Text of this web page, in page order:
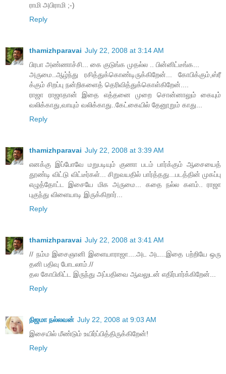
ராமி அபிராமி ;-)
Reply
thamizhparavai July 22, 2008 at 3:14 AM
பிரபா அண்ணாச்சி... கை குடுங்க முதல்ல .. பின்னிட்டீங்க...
அருமை..ஆழ்ந்து ரசித்துக்கொண்டிருக்கிறேன்... கோபிக்கும்,ஸ்ரீ
க்கும் சிறப்பு நன்றிகளைத் தெரிவித்துக்கொள்கிறேன்....
ராஜா ராஜாதான் இதை எத்தனை முறை சொன்னாலும் கையும்
வலிக்காது,வாயும் வலிக்காது..கேட்கையில் தேனூறும் காது...
Reply
thamizhparavai July 22, 2008 at 3:39 AM
எனக்கு இப்போவே மறுபடியும் குணா படம் பார்க்கும் ஆசையைத்
தூண்டி விட்டு விட்டீர்கள்... சிறுவயதில் பார்த்தது...படத்தின் முகப்பு
எழுத்தோட்ட இசையே மிக‌ அருமை... க‌தை ந‌ல்ல‌ க‌ளம்.. ராஜா
புகுந்து விளையாடி இருக்கிறார்...
Reply
thamizhparavai July 22, 2008 at 3:41 AM
// நம்ம இசைஞானி இளையாராஜா....அட அட...இதை பற்றியே ஒரு
தனி பதிவு போடலாம்.//
தல கோபிகிட்ட இருந்து அப்பதிவை ஆவலுடன் எதிர்பார்க்கிறேன்...
Reply
நிஜமா நல்லவன் July 22, 2008 at 9:03 AM
இசையில் மீண்டும் உயிர்ப்பித்திருக்கிறேன்!
Reply